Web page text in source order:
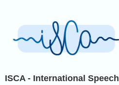
ISCA - International Speech